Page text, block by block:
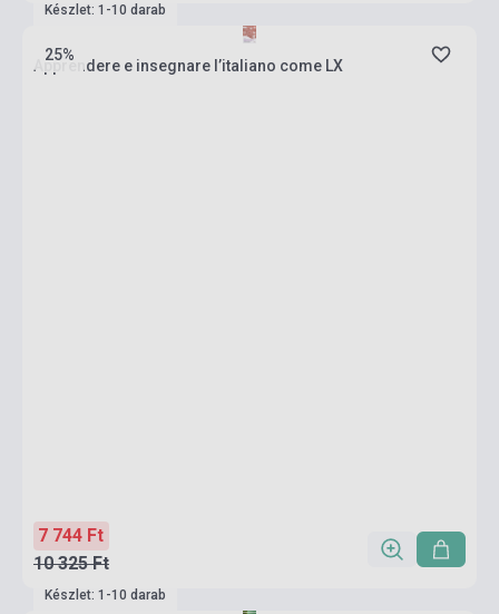
25%
Készlet: 1-10 darab
Apprendere e insegnare l’italiano come LX
7 744 Ft
10 325 Ft
Készlet: 1-10 darab